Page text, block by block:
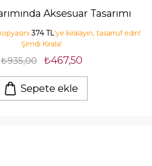
Aksesuar Tasarımı
374 TL'ye kiralayın, tasarruf edin!
Şimdi Kirala!
₺935,00 ₺467,50
Sepete ekle